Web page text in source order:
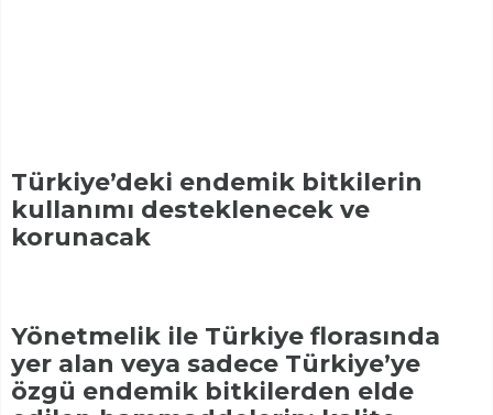
Türkiye’deki endemik bitkilerin
kullanımı desteklenecek ve
korunacak
Yönetmelik ile Türkiye florasında
yer alan veya sadece Türkiye’ye
özgü endemik bitkilerden elde